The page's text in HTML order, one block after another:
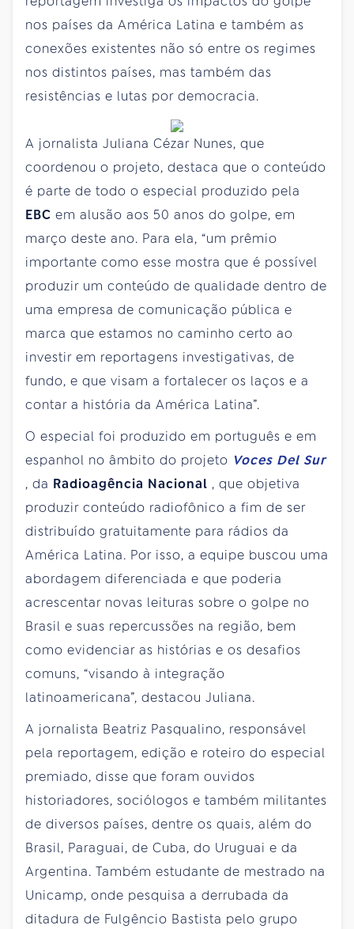
nos países da América Latina e também as
conexões existentes não só entre os regimes
nos distintos países, mas também das
resistências e lutas por democracia.
A jornalista Juliana Cézar Nunes, que
coordenou o projeto, destaca que o conteúdo
é parte de todo o especial produzido pela
EBC em alusão aos 50 anos do golpe, em
março deste ano. Para ela, “um prêmio
importante como esse mostra que é possível
produzir um conteúdo de qualidade dentro de
uma empresa de comunicação pública e
marca que estamos no caminho certo ao
investir em reportagens investigativas, de
fundo, e que visam a fortalecer os laços e a
contar a história da América Latina”.
O especial foi produzido em português e em
espanhol no âmbito do projeto Voces Del Sur
, da Radioagência Nacional , que objetiva
produzir conteúdo radiofônico a fim de ser
distribuído gratuitamente para rádios da
América Latina. Por isso, a equipe buscou uma
abordagem diferenciada e que poderia
acrescentar novas leituras sobre o golpe no
Brasil e suas repercussões na região, bem
como evidenciar as histórias e os desafios
comuns, “visando à integração
latinoamericana”, destacou Juliana.
A jornalista Beatriz Pasqualino, responsável
pela reportagem, edição e roteiro do especial
premiado, disse que foram ouvidos
historiadores, sociólogos e também militantes
de diversos países, dentre os quais, além do
Brasil, Paraguai, de Cuba, do Uruguai e da
Argentina. Também estudante de mestrado na
Unicamp, onde pesquisa a derrubada da
ditadura de Fulgêncio Bastista pelo grupo